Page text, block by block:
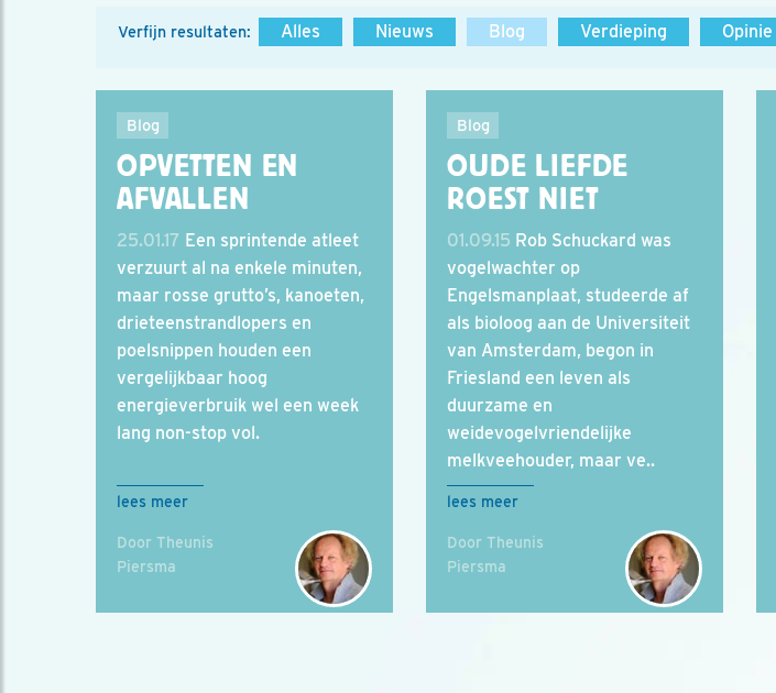
Verfijn resultaten: Alles Nieuws Blog Verdieping Opinie
Blog
OPVETTEN EN
AFVALLEN
25.01.17 Een sprintende atleet
verzuurt al na enkele minuten,
maar rosse grutto’s, kanoeten,
drieteenstrandlopers en
poelsnippen houden een
vergelijkbaar hoog
energieverbruik wel een week
lang non-stop vol.
lees meer
Door Theunis
Piersma
Blog
OUDE LIEFDE
ROEST NIET
01.09.15 Rob Schuckard was
vogelwachter op
Engelsmanplaat, studeerde af
als bioloog aan de Universiteit
van Amsterdam, begon in
Friesland een leven als
duurzame en
weidevogelvriendelijke
melkveehouder, maar ve..
lees meer
Door Theunis
Piersma